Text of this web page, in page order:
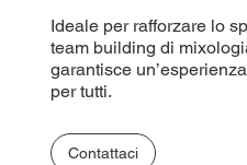
Ideale per rafforzare lo
team building di
garantisce
per tutti.
Contattaci